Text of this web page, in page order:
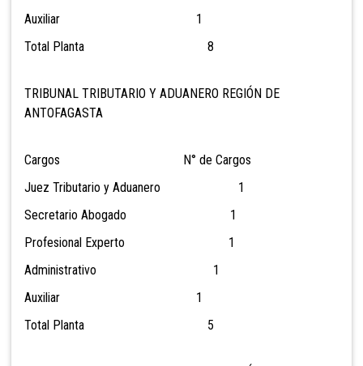
Auxiliar 1
Total Planta 8
TRIBUNAL TRIBUTARIO Y ADUANERO REGIÓN DE
ANTOFAGASTA
Cargos N° de Cargos
Juez Tributario y Aduanero 1
Secretario Abogado 1
Profesional Experto 1
Administrativo 1
Auxiliar 1
Total Planta 5